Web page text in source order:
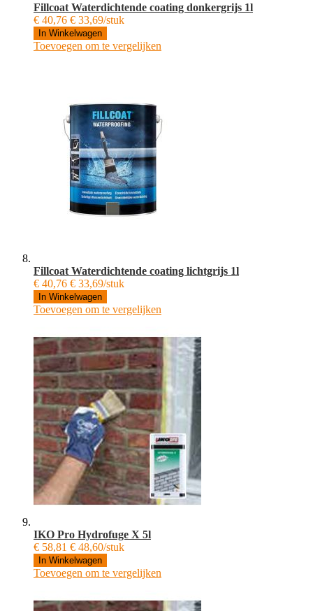
Fillcoat Waterdichtende coating donkergrijs 1l
€ 40,76 € 33,69/stuk
In Winkelwagen
Toevoegen om te vergelijken
Fillcoat Waterdichtende coating lichtgrijs 1l
€ 40,76 € 33,69/stuk
In Winkelwagen
Toevoegen om te vergelijken
IKO Pro Hydrofuge X 5l
€ 58,81 € 48,60/stuk
In Winkelwagen
Toevoegen om te vergelijken